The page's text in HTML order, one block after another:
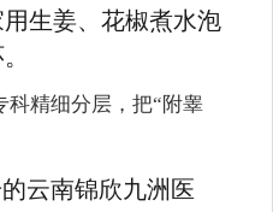
生姜、花椒煮水泡
科精细分层，把“附睾
云南锦欣九洲医